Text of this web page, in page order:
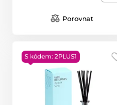
Porovnat
S kódem: 2PLUS1